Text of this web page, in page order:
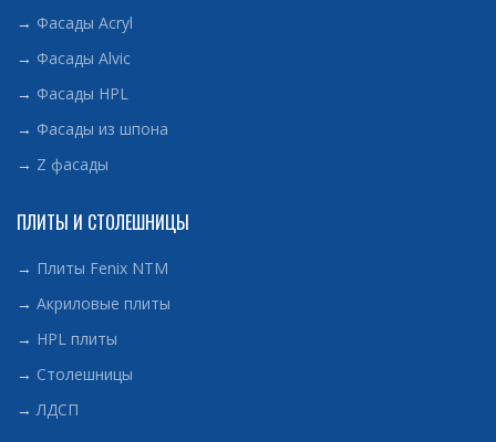
→ Фасады Acryl
→ Фасады Alvic
→ Фасады HPL
→ Фасады из шпона
→ Z фасады
ПЛИТЫ И СТОЛЕШНИЦЫ
→ Плиты Fenix NTM
→ Акриловые плиты
→ HPL плиты
→ Столешницы
→ЛДСП